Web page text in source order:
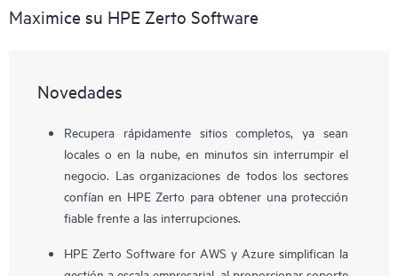
Maximice su HPE Zerto Software
Novedades
Recupera rápidamente sitios completos, ya sean
locales o en la nube, en minutos sin interrumpir el
negocio. Las organizaciones de todos los sectores
confían en HPE Zerto para obtener una protección
fiable frente a las interrupciones.
HPE Zerto Software for AWS y Azure simplifican la